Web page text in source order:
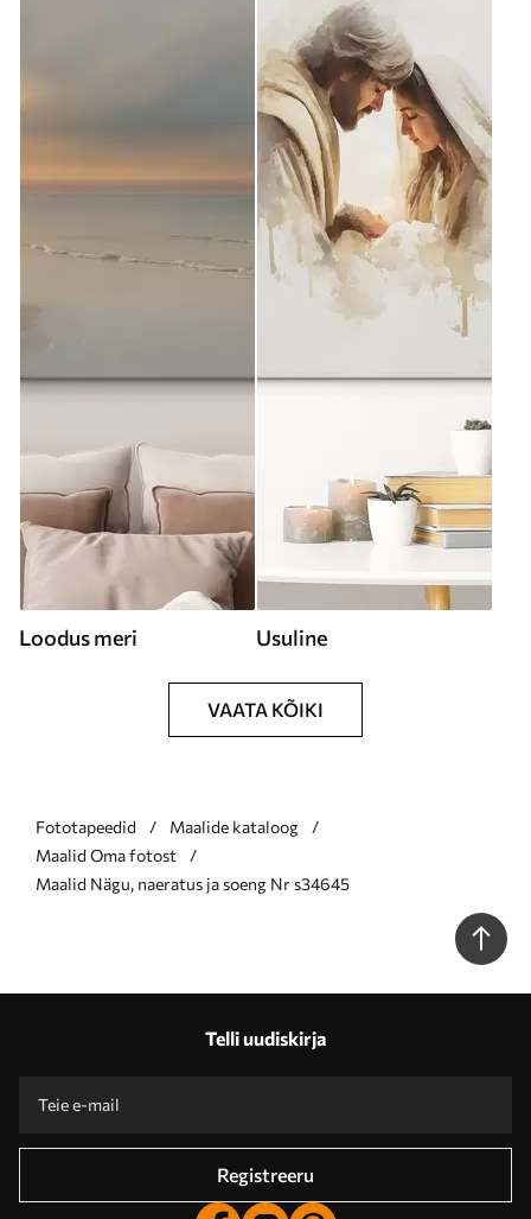
Loodus meri Usuline
VAATA KÕIKI
Fototapeedid
Maalide kataloog
Maalid Oma fotost
Maalid Nägu, naeratus ja soeng Nr s34645
Telli uudiskirja
Registreeru